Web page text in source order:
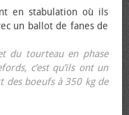
en stabulation où ils
un ballot de fanes de
du tourteau en phase
c’est qu’ils ont un
des bœufs à 350 kg de